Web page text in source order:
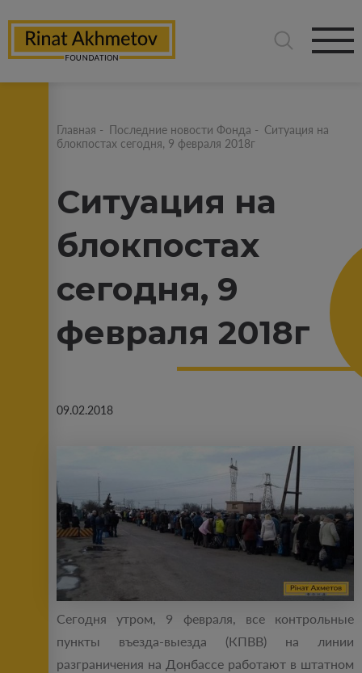
Главная - Последние новости Фонда - Ситуация на
блокпостах сегодня, 9 февраля 2018г
Ситуация на
блокпостах
сегодня, 9
февраля 2018г
09.02.2018
Сегодня утром, 9 февраля, все контрольные
пункты въезда-выезда (КПВВ) на линии
разграничения на Донбассе работают в штатном